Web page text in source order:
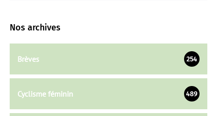
Nos archives
Brèves 254
Cyclisme féminin 489